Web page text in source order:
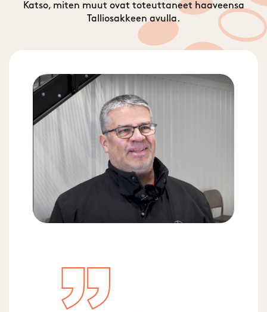
Katso, miten muut ovat toteuttaneet haaveensa
Talliosakkeen avulla.